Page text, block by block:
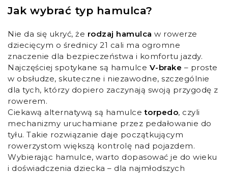
Jak wybrać typ hamulca?
Nie da się ukryć, że rodzaj hamulca w rowerze
dziecięcym o średnicy 21 cali ma ogromne
znaczenie dla bezpieczeństwa i komfortu jazdy.
Najczęściej spotykane są hamulce V-brake – proste
w obsłudze, skuteczne i niezawodne, szczególnie
dla tych, którzy dopiero zaczynają swoją przygodę z
rowerem.
Ciekawą alternatywą są hamulcetorpedo, czyli
mechanizmy uruchamiane przez pedałowanie do
tyłu. Takie rozwiązanie daje początkującym
rowerzystom większą kontrolę nad pojazdem.
Wybierając hamulce, warto dopasować je do wieku
i doświadczenia dziecka – dla najmłodszych